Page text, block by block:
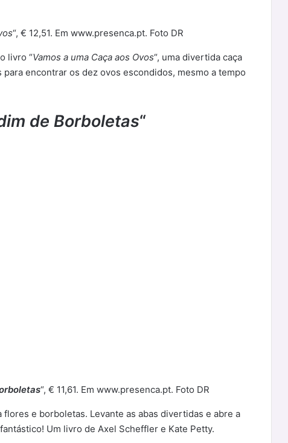
“, € 12,51. Em www.presenca.pt. Foto DR
livro “Vamos a uma Caça aos Ovos“, uma divertida caça
para encontrar os dez ovos escondidos, mesmo a tempo
de Borboletas“
“, € 11,61. Em www.presenca.pt. Foto DR
e borboletas. Levante as abas divertidas e abre a
Um livro de Axel Scheffler e Kate Petty.